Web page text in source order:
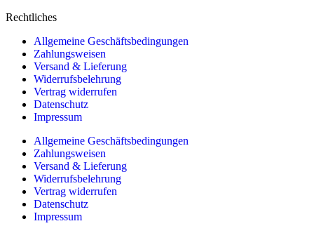
Rechtliches
Allgemeine Geschäftsbedingungen
Zahlungsweisen
Versand & Lieferung
Widerrufsbelehrung
Vertrag widerrufen
Datenschutz
Impressum
Allgemeine Geschäftsbedingungen
Zahlungsweisen
Versand & Lieferung
Widerrufsbelehrung
Vertrag widerrufen
Datenschutz
Impressum